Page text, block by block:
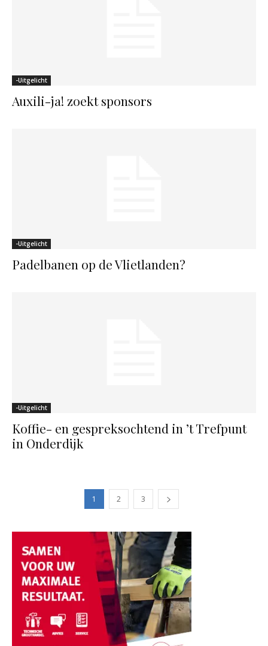
-Uitgelicht
Auxili-ja! zoekt sponsors
-Uitgelicht
Padelbanen op de Vlietlanden?
-Uitgelicht
Koffie- en gespreksochtend in ’t Trefpunt
in Onderdijk
1 2 3